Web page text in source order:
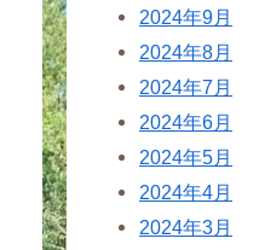
2024年9月
2024年8月
2024年7月
2024年6月
2024年5月
2024年4月
2024年3月